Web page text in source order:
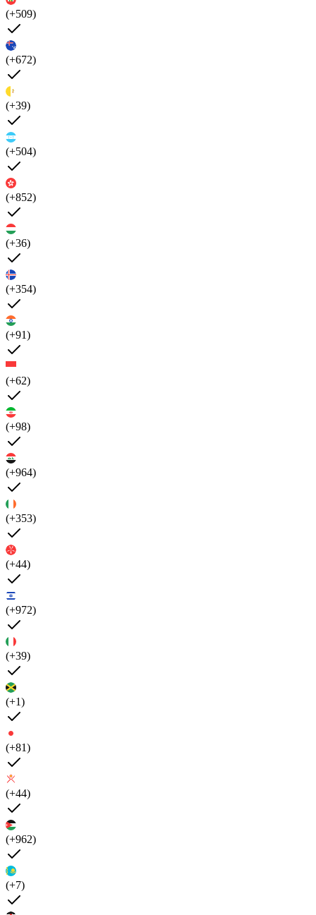
(+509)
(+672)
(+39)
(+504)
(+852)
(+36)
(+354)
(+91)
(+62)
(+98)
(+964)
(+353)
(+44)
(+972)
(+39)
(+1)
(+81)
(+44)
(+962)
(+7)